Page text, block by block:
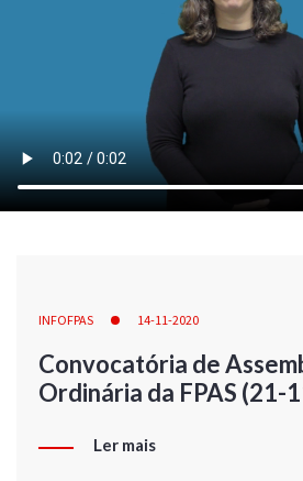
INFOFPAS 14-11-2020
Convocatória de
Ordinária da FPAS (21-
Ler mais